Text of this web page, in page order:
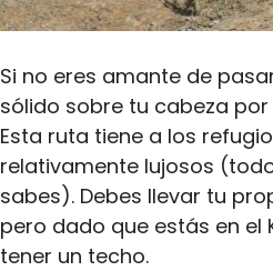
Si no eres amante de
sólido sobre tu cabeza
Esta ruta tiene a los
relativamente lujosos
sabes). Debes llevar tu
pero dado que estás en el
tener un techo.